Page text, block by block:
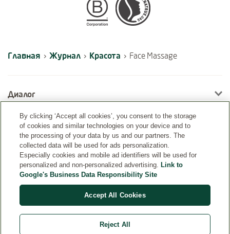
Certifications
Главная › Журнал › Красота › Face Massage
Диалог
Информация
By clicking ‘Accept all cookies’, you consent to the storage
of cookies and similar technologies on your device and to
the processing of your data by us and our partners. The
collected data will be used for ads personalization.
Especially cookies and mobile ad identifiers will be used for
personalized and non-personalized advertising. Link to
Google's Business Data Responsibility Site
Accept All Cookies
Reject All